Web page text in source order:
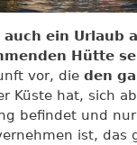
ein Urlaub
Hütte
vor, die den
Küste hat, sich
befindet und nur
ist, das